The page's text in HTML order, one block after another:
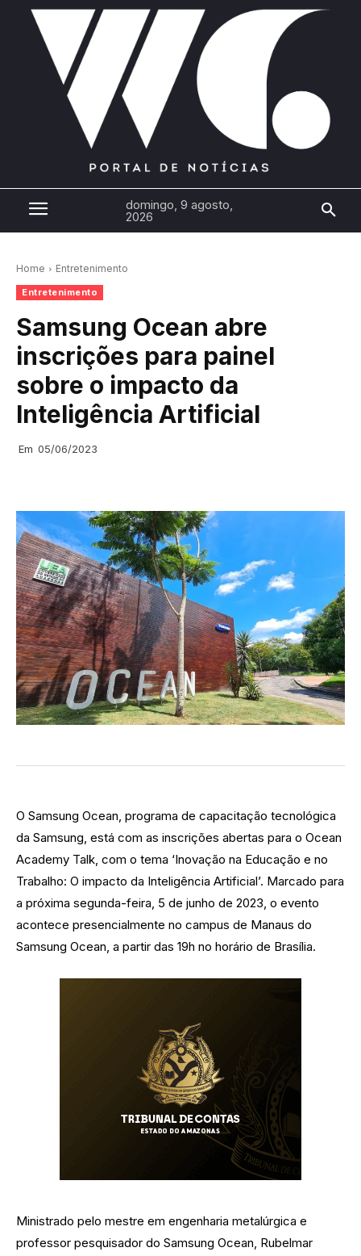
domingo, 9 agosto,
2026
Home Entretenimento
Entretenimento
Samsung Ocean abre
inscrições para painel
sobre o impacto da
Inteligência Artificial
Em 05/06/2023
O Samsung Ocean, programa de capacitação tecnológica
da Samsung, está com as inscrições abertas para o Ocean
Academy Talk, com o tema ‘Inovação na Educação e no
Trabalho: O impacto da Inteligência Artificial’. Marcado para
a próxima segunda-feira, 5 de junho de 2023, o evento
acontece presencialmente no campus de Manaus do
Samsung Ocean, a partir das 19h no horário de Brasília.
Ministrado pelo mestre em engenharia metalúrgica e
professor pesquisador do Samsung Ocean, Rubelmar